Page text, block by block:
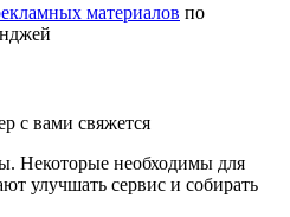
материалов по
с вами свяжется
Некоторые необходимы для
улучшать сервис и собирать